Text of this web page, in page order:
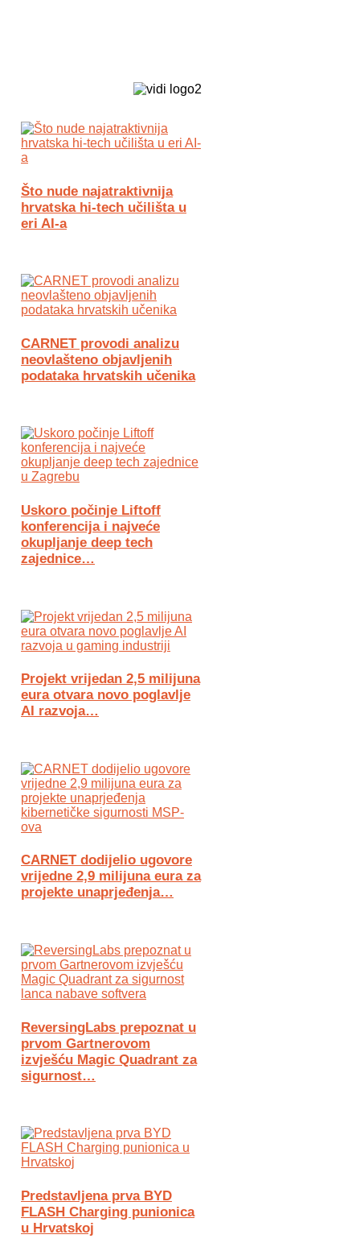
Što nude najatraktivnija
hrvatska hi-tech učilišta u
eri AI-a
CARNET provodi analizu
neovlašteno objavljenih
podataka hrvatskih učenika
Uskoro počinje Liftoff
konferencija i najveće
okupljanje deep tech
zajednice…
Projekt vrijedan 2,5 milijuna
eura otvara novo poglavlje
AI razvoja…
CARNET dodijelio ugovore
vrijedne 2,9 milijuna eura za
projekte unaprjeđenja…
ReversingLabs prepoznat u
prvom Gartnerovom
izvješću Magic Quadrant za
sigurnost…
Predstavljena prva BYD
FLASH Charging punionica
u Hrvatskoj